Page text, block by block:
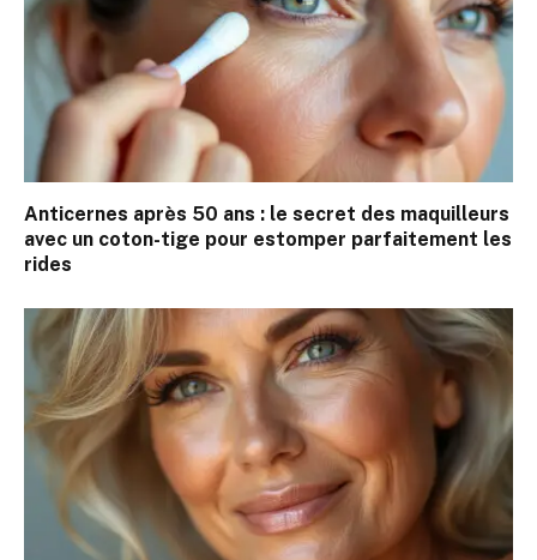
Anticernes après 50 ans : le secret des maquilleurs
avec un coton-tige pour estomper parfaitement les
rides